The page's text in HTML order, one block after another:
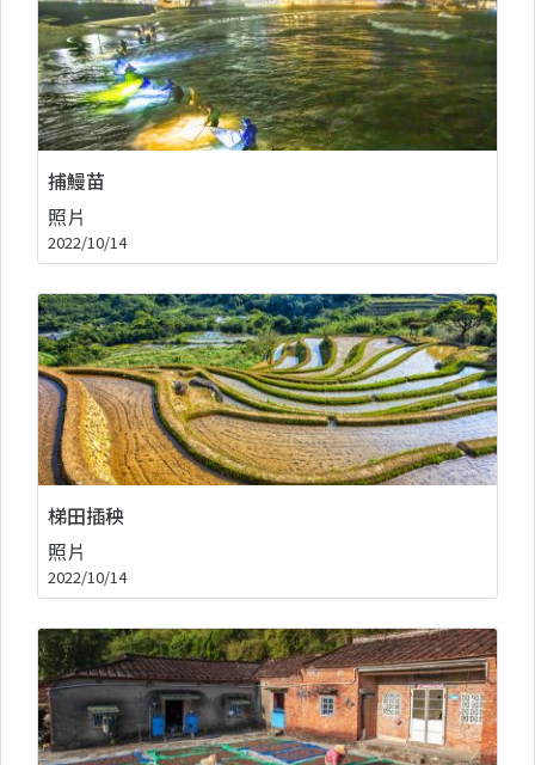
捕鰻苗
照片
2022/10/14
梯田插秧
照片
2022/10/14